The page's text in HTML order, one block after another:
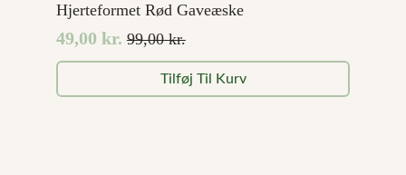
Hjerteformet Rød Gaveæske
99,00kr.
Den
oprindelige
pris
49,00 kr.
Den
aktuelle
pris
Tilføj Til Kurv